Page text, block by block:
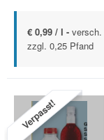
€ 0,99 / l -
zzgl. 0,25 Pfand
Verpasst!